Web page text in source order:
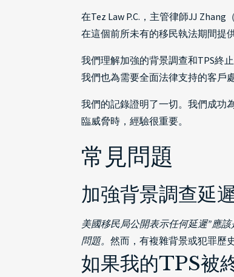
在Tez Law P.C.，主管律師JJ
在這個前所未有的移民執法期間提
我們理解加強的背景調查和TPS終
我們也為需要全面法律支持的客戶
我們的記錄證明了一切。我們成功
臨威脅時，經驗很重要。
常見問題
加強背景調查延
美國移民局公開表示任何延遲”應
問題。然而，有複雜背景或犯罪歷
如果我的TPS被